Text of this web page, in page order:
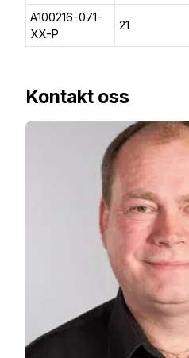
A100216-071-
XX-P
21
Kontakt oss